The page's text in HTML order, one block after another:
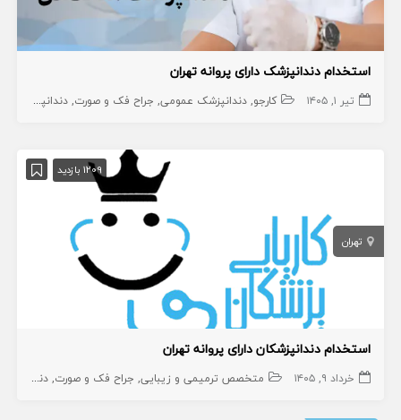
استخدام دندانپزشک دارای پروانه تهران
تیر ۱, ۱۴۰۵ کارجو دندانپزشک عمومی جراح فک و صورت دندانپزشک
1209 بازدید
تهران
استخدام دندانپزشکان دارای پروانه تهران
خرداد ۹, ۱۴۰۵ متخصص ترمیمی و زیبایی جراح فک و صورت دندانپزشک عمومی